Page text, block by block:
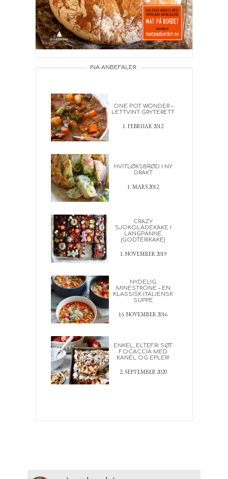
INA ANBEFALER :
ONE POT WONDER –
LETTVINT GRYTERETT
1. FEBRUAR 2012
HVITLØKSBRØD I NY
DRAKT
1. MARS 2012
CRAZY
SJOKOLADEKAKE I
LANGPANNE
(GODTERIKAKE)
1. NOVEMBER 2019
NYDELIG
MINESTRONE – EN
KLASSISK ITALIENSK
SUPPE
15. NOVEMBER 2016
ENKEL, ELTEFRI SØT
FOCACCIA MED
KANEL OG EPLER!
2. SEPTEMBER 2020